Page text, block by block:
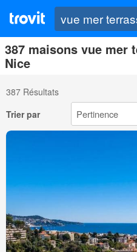
387 maisons vue mer
Nice
387 Résultats
Trier par